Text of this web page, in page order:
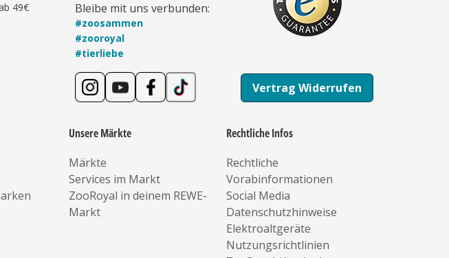
49€
Bleibe mit uns verbunden:
#zoosammen
#zooroyal
#tierliebe
Vertrag Widerrufen
Unsere Märkte
Märkte
Services im Markt
ZooRoyal in deinem REWE-
Markt
Rechtliche Infos
Rechtliche
Vorabinformationen
Social Media
Datenschutzhinweise
Elektroaltgeräte
Nutzungsrichtlinien